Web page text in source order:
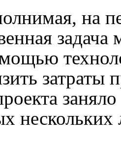
на
затраты
нескольких